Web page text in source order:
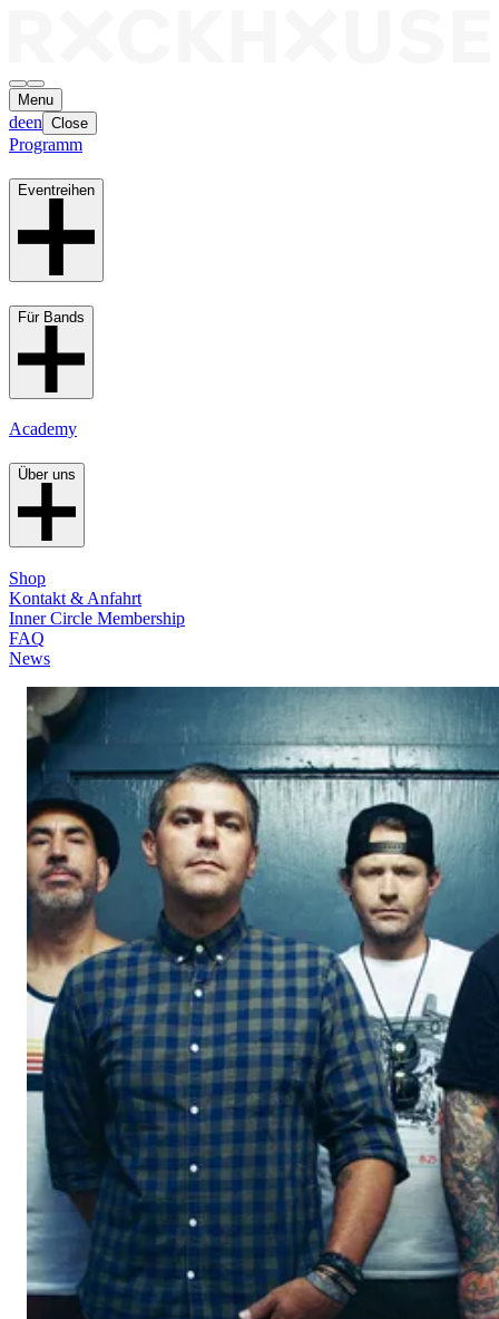
Menu
deen Close
Programm
Eventreihen
Für Bands
Academy
Über uns
Shop
Kontakt & Anfahrt
Inner Circle Membership
FAQ
News